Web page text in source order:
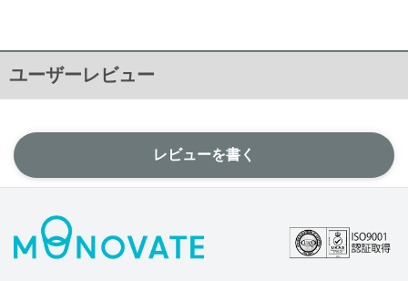
ユーザーレビュー
レビューを書く